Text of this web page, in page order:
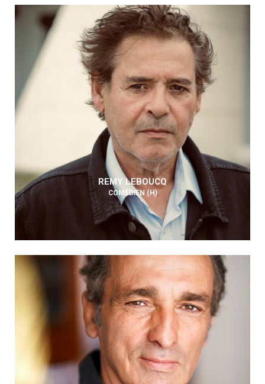
REMY LEBOUCQ
COMÉDIEN (H)